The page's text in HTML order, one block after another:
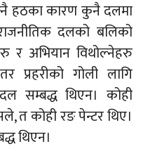
हठका कारण कुनै दलमा
दलको बलिको
र अभियान विथोल्नेहरु
प्रहरीको गोली लागि
सम्बद्ध थिएन। कोही
त कोही रङ पेन्टर थिए।
थिएन।